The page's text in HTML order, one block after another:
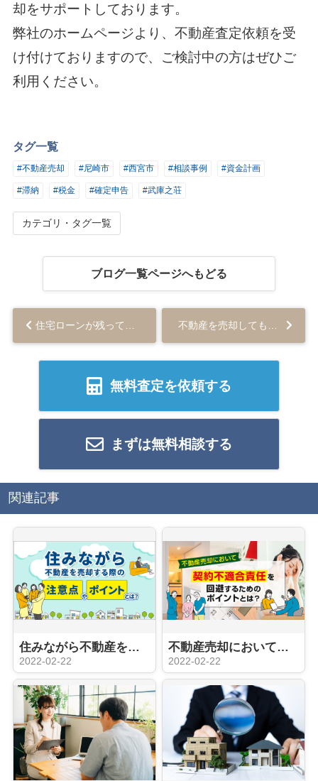
却をサポートしております。
弊社のホームページより、不動産査定依頼を受
け付けておりますので、ご検討中の方はぜひご
利用ください。
タグ一覧
#不動産売却 #尼崎市 #西宮市 #相談事例 #資金計画
#滞納 #税金 #確定申告 #武庫之荘
カテゴリ・タグ一覧
ブログ一覧ページへもどる
無料査定を依頼する
まずは無料相談する
関連記事
住みながら不動産を売却する際の注意点やポイントとは？
2022-02-22
不動産売却において「契約不適合責任」を回避するためのポイントとは？
2022-02-22